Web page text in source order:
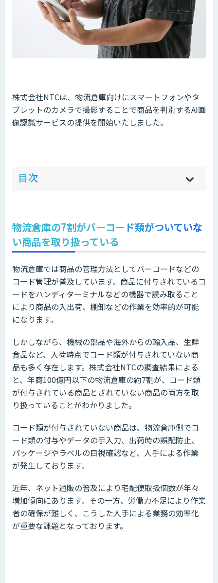
株式会社NTCは、物流倉庫向けにスマートフォンやタ
ブレットのカメラで撮影することで商品を判別するAI画
像認識サービスの提供を開始いたしました。
目次 hi
]
sh
]
物流倉庫の7割がバーコード類がついていな
い商品を取り扱っている
物流倉庫では商品の管理方法としてバーコードなどの
コード管理が普及しています。商品に付与されているコ
ードをハンディターミナルなどの機器で読み取ること
により商品の入出荷、棚卸などの作業を効率的が可能
になります。
しかしながら、機械の部品や海外からの輸入品、生鮮
食品など、入荷時点でコード類が付与されていない商
品も多く存在します。株式会社NTCの調査結果による
と、年商100億円以下の物流倉庫の約7割が、コード類
が付与されている商品とされていない商品の両方を取
り扱っていることがわかりました。
コード類が付与されていない商品は、物流倉庫側でコ
ード類の付与やデータの手入力、出荷時の誤配防止、
パッケージやラベルの目視確認など、人手による作業
が発生しております。
近年、ネット通販の普及により宅配便取扱個数が年々
増加傾向にあります。その一方、労働力不足により作業
者の確保が難しく、こうした人手による業務の効率化
が重要な課題となっております。